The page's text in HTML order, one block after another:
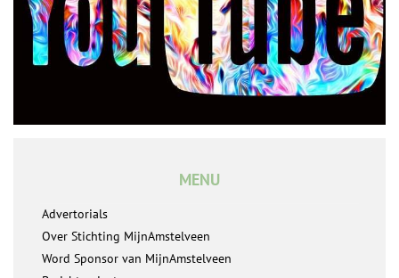
MENU
Advertorials
Over Stichting MijnAmstelveen
Word Sponsor van MijnAmstelveen